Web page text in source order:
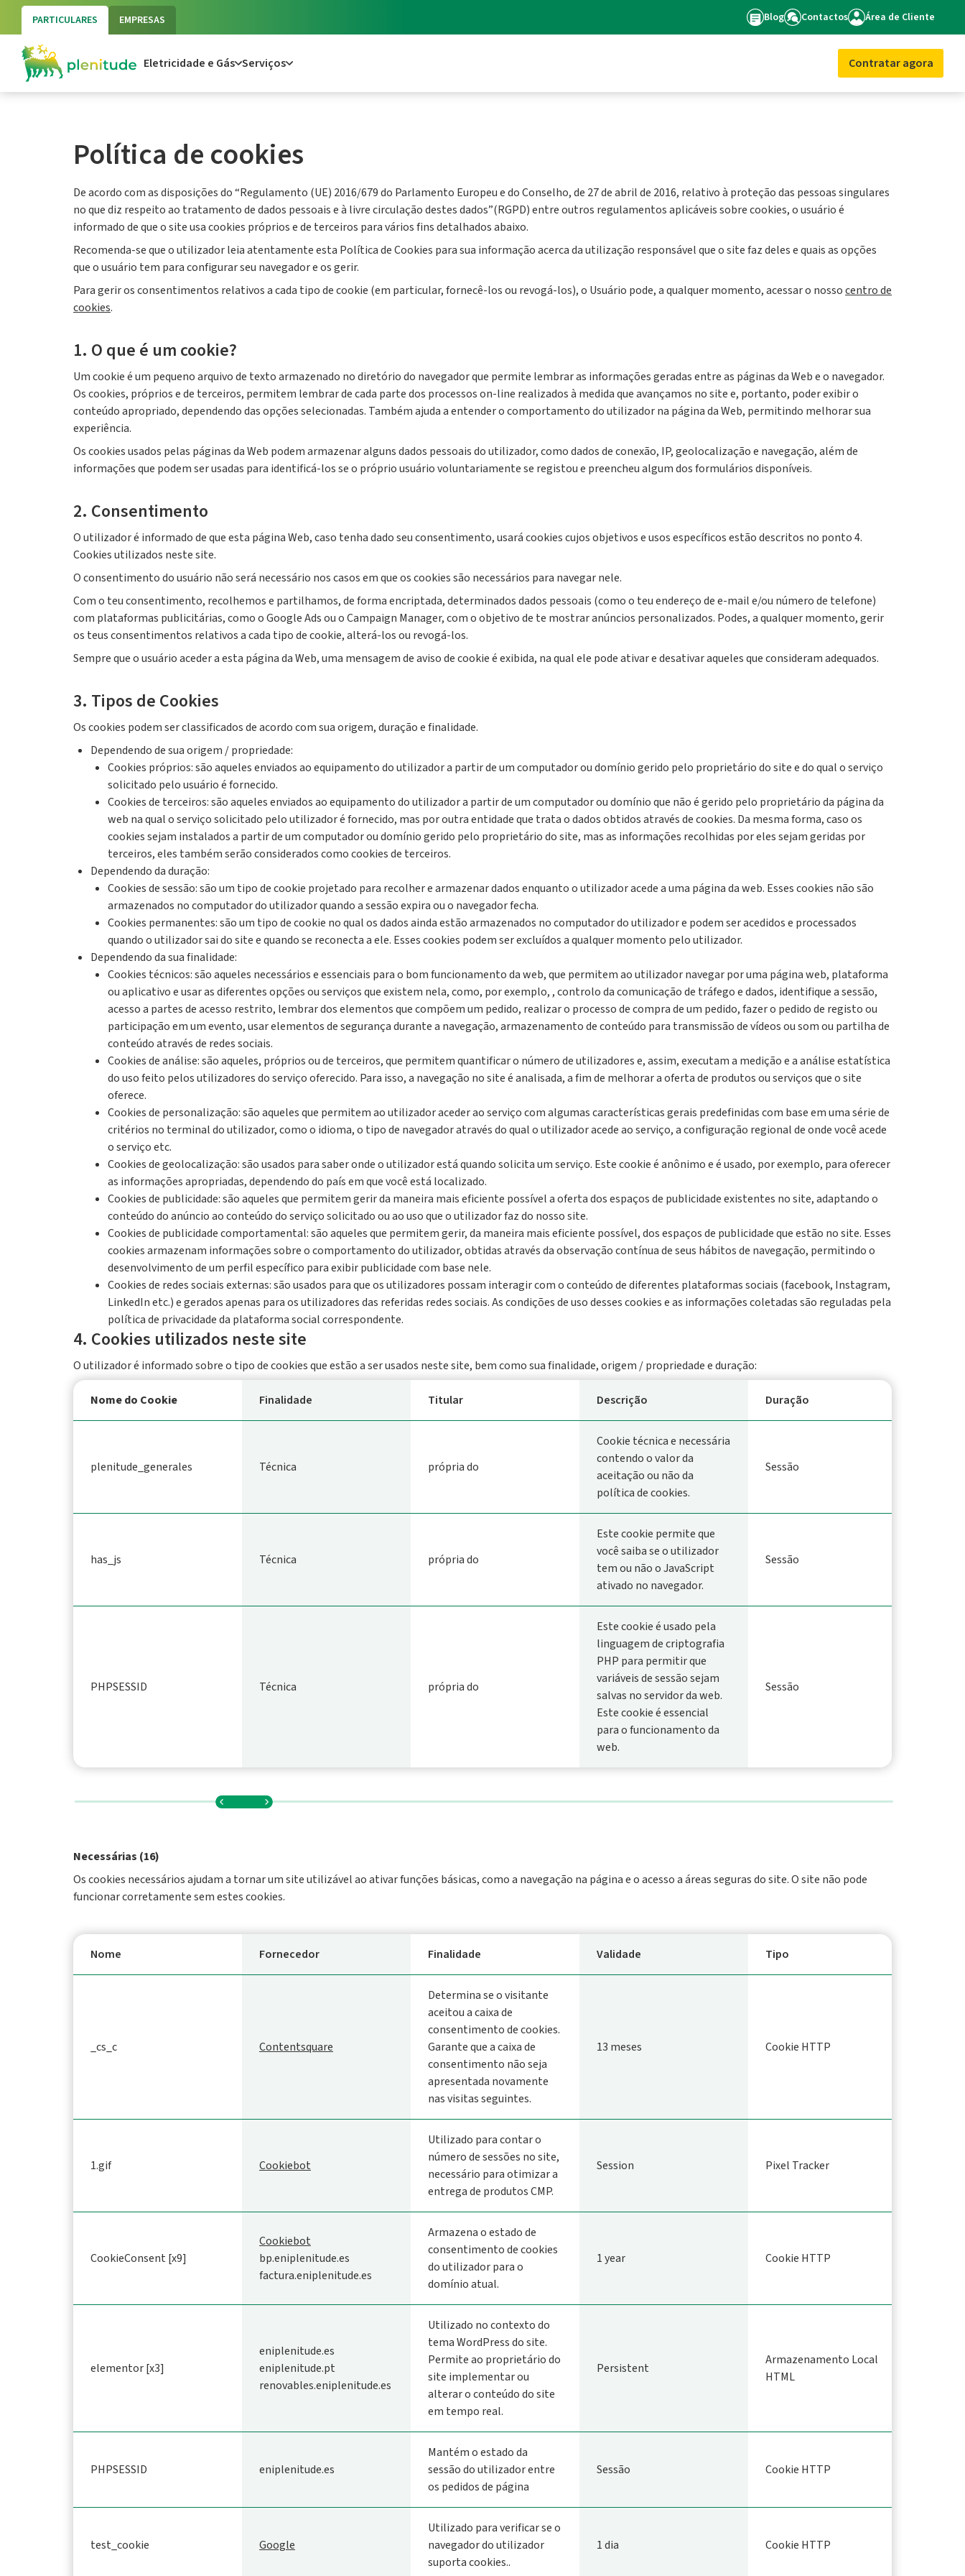
labelPARTICULARES EMPRESAS
label Blog Contactos Área de Cliente
Eletricidade e Gás Serviços Contratar agora
Política de cookies
De acordo com as disposições do “Regulamento (UE) 2016/679 do Parlamento Europeu e do Conselho, de 27 de abril de 2016, relativo à proteção das pessoas singulares
no que diz respeito ao tratamento de dados pessoais e à livre circulação destes dados”(RGPD) entre outros regulamentos aplicáveis ​​sobre cookies, o usuário é
informado de que o site usa cookies próprios e de terceiros para vários fins detalhados abaixo.
Recomenda-se que o utilizador leia atentamente esta Política de Cookies para sua informação acerca da utilização responsável que o site faz deles e quais as opções
que o usuário tem para configurar seu navegador e os gerir.
Para gerir os consentimentos relativos a cada tipo de cookie (em particular, fornecê-los ou revogá-los), o Usuário pode, a qualquer momento, acessar o nossocentro de
cookies.
1. O que é um cookie?
Um cookie é um pequeno arquivo de texto armazenado no diretório do navegador que permite lembrar as informações geradas entre as páginas da Web e o navegador.
Os cookies, próprios e de terceiros, permitem lembrar de cada parte dos processos on-line realizados à medida que avançamos no site e, portanto, poder exibir o
conteúdo apropriado, dependendo das opções selecionadas. Também ajuda a entender o comportamento do utilizador na página da Web, permitindo melhorar sua
experiência.
Os cookies usados ​​pelas páginas da Web podem armazenar alguns dados pessoais do utilizador, como dados de conexão, IP, geolocalização e navegação, além de
informações que podem ser usadas para identificá-los se o próprio usuário voluntariamente se registou e preencheu algum dos formulários disponíveis.
2. Consentimento
O utilizador é informado de que esta página Web, caso tenha dado seu consentimento, usará cookies cujos objetivos e usos específicos estão descritos no ponto 4.
Cookies utilizados neste site.
O consentimento do usuário não será necessário nos casos em que os cookies são necessários para navegar nele.
Com o teu consentimento, recolhemos e partilhamos, de forma encriptada, determinados dados pessoais (como o teu endereço de e-mail e/ou número de telefone)
com plataformas publicitárias, como o Google Ads ou o Campaign Manager, com o objetivo de te mostrar anúncios personalizados. Podes, a qualquer momento, gerir
os teus consentimentos relativos a cada tipo de cookie, alterá-los ou revogá-los.
Sempre que o usuário aceder a esta página da Web, uma mensagem de aviso de cookie é exibida, na qual ele pode ativar e desativar aqueles que consideram adequados.
3. Tipos de Cookies
Os cookies podem ser classificados de acordo com sua origem, duração e finalidade.
Dependendo de sua origem / propriedade:
Cookies próprios: são aqueles enviados ao equipamento do utilizador a partir de um computador ou domínio gerido pelo proprietário do site e do qual o serviço
solicitado pelo usuário é fornecido.
Cookies de terceiros: são aqueles enviados ao equipamento do utilizador a partir de um computador ou domínio que não é gerido pelo proprietário da página da
web na qual o serviço solicitado pelo utilizador é fornecido, mas por outra entidade que trata o dados obtidos através de cookies. Da mesma forma, caso os
cookies sejam instalados a partir de um computador ou domínio gerido pelo proprietário do site, mas as informações recolhidas por eles sejam geridas por
terceiros, eles também serão considerados como cookies de terceiros.
Dependendo da duração:
Cookies de sessão: são um tipo de cookie projetado para recolher e armazenar dados enquanto o utilizador acede a uma página da web. Esses cookies não são
armazenados no computador do utilizador quando a sessão expira ou o navegador fecha.
Cookies permanentes: são um tipo de cookie no qual os dados ainda estão armazenados no computador do utilizador e podem ser acedidos ​​e processados ​​
quando o utilizador sai do site e quando se reconecta a ele. Esses cookies podem ser excluídos a qualquer momento pelo utilizador.
Dependendo da sua finalidade:
Cookies técnicos: são aqueles necessários e essenciais para o bom funcionamento da web, que permitem ao utilizador navegar por uma página web, plataforma
ou aplicativo e usar as diferentes opções ou serviços que existem nela, como, por exemplo, , controlo da comunicação de tráfego e dados, identifique a sessão,
acesso a partes de acesso restrito, lembrar dos elementos que compõem um pedido, realizar o processo de compra de um pedido, fazer o pedido de registo ou
participação em um evento, usar elementos de segurança durante a navegação, armazenamento de conteúdo para transmissão de vídeos ou som ou partilha de
conteúdo através de redes sociais.
Cookies de análise: são aqueles, próprios ou de terceiros, que permitem quantificar o número de utilizadores e, assim, executam a medição e a análise estatística
do uso feito pelos utilizadores do serviço oferecido. Para isso, a navegação no site é analisada, a fim de melhorar a oferta de produtos ou serviços que o site
oferece.
Cookies de personalização: são aqueles que permitem ao utilizador aceder ao serviço com algumas características gerais predefinidas com base em uma série de
critérios no terminal do utilizador, como o idioma, o tipo de navegador através do qual o utilizador acede ao serviço, a configuração regional de onde você acede
o serviço etc.
Cookies de geolocalização: são usados ​​para saber onde o utilizador está quando solicita um serviço. Este cookie é anônimo e é usado, por exemplo, para oferecer
as informações apropriadas, dependendo do país em que você está localizado.
Cookies de publicidade: são aqueles que permitem gerir da maneira mais eficiente possível a oferta dos espaços de publicidade existentes no site, adaptando o
conteúdo do anúncio ao conteúdo do serviço solicitado ou ao uso que o utilizador faz do nosso site.
Cookies de publicidade comportamental: são aqueles que permitem gerir, da maneira mais eficiente possível, dos espaços de publicidade que estão no site. Esses
cookies armazenam informações sobre o comportamento do utilizador, obtidas através da observação contínua de seus hábitos de navegação, permitindo o
desenvolvimento de um perfil específico para exibir publicidade com base nele.
Cookies de redes sociais externas: são usados ​​para que os utilizadores possam interagir com o conteúdo de diferentes plataformas sociais (facebook, Instagram,
LinkedIn etc.) e gerados apenas para os utilizadores das referidas redes sociais. As condições de uso desses cookies e as informações coletadas são reguladas pela
política de privacidade da plataforma social correspondente.
4. Cookies utilizados neste site
O utilizador é informado sobre o tipo de cookies que estão a ser usados ​​neste site, bem como sua finalidade, origem / propriedade e duração:
Nome do Cookie Finalidade Titular Descrição Duração
plenitude_generales Técnica própria do
Cookie técnica e necessária
contendo o valor da
aceitação ou não da
política de cookies.
Sessão
has_js Técnica própria do
Este cookie permite que
você saiba se o utilizador
tem ou não o JavaScript
ativado no navegador.
Sessão
PHPSESSID Técnica própria do
Este cookie é usado pela
linguagem de criptografia
PHP para permitir que
variáveis ​​de sessão sejam
salvas no servidor da web.
Este cookie é essencial
para o funcionamento da
web.
Sessão
Necessárias (16)
Os cookies necessários ajudam a tornar um site utilizável ao ativar funções básicas, como a navegação na página e o acesso a áreas seguras do site. O site não pode
funcionar corretamente sem estes cookies.
Nome Fornecedor Finalidade Validade Tipo
_cs_c Contentsquare
Determina se o visitante
aceitou a caixa de
consentimento de cookies.
Garante que a caixa de
consentimento não seja
apresentada novamente
nas visitas seguintes.
13 meses Cookie HTTP
1.gif Cookiebot
Utilizado para contar o
número de sessões no site,
necessário para otimizar a
entrega de produtos CMP.
Session Pixel Tracker
CookieConsent [x9]
Cookiebot
bp.eniplenitude.es
factura.eniplenitude.es
Armazena o estado de
consentimento de cookies
do utilizador para o
domínio atual.
1 year Cookie HTTP
elementor [x3]
eniplenitude.es
eniplenitude.pt
renovables.eniplenitude.es
Utilizado no contexto do
tema WordPress do site.
Permite ao proprietário do
site implementar ou
alterar o conteúdo do site
em tempo real.
Persistent
Armazenamento Local
HTML
PHPSESSID eniplenitude.es
Mantém o estado da
sessão do utilizador entre
os pedidos de página
Sessão Cookie HTTP
test_cookie Google
Utilizado para verificar se o
navegador do utilizador
suporta cookies..
1 dia Cookie HTTP